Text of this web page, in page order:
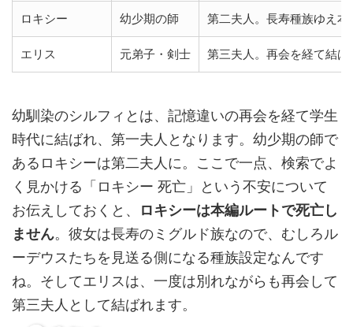
ロキシー 幼少期の師 第二夫人。長寿種族ゆえ
エリス 元弟子・剣士 第三夫人。再会を経て結ば
幼馴染のシルフィとは、記憶違いの再会を経て学生
時代に結ばれ、第一夫人となります。幼少期の師で
あるロキシーは第二夫人に。ここで一点、検索でよ
く見かける「ロキシー 死亡」という不安について
お伝えしておくと、
ロキシーは本編ルートで死亡し
ません。彼女は長寿のミグルド族なので、むしろル
ーデウスたちを見送る側になる種族設定なんです
ね。そしてエリスは、一度は別れながらも再会して
第三夫人として結ばれます。